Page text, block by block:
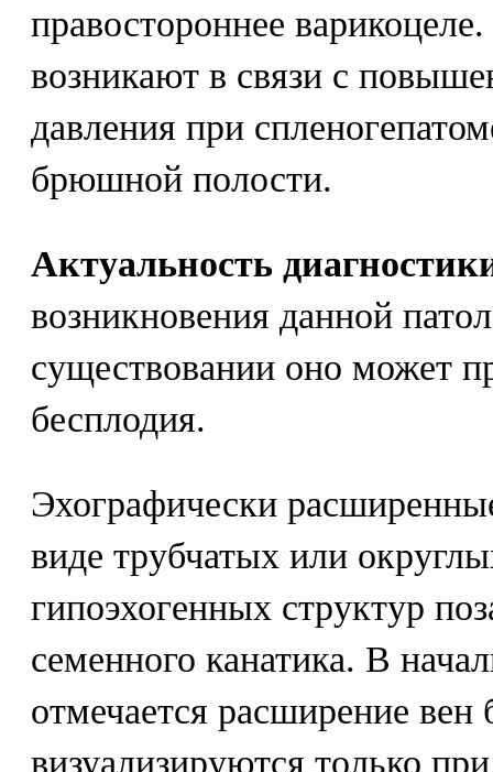
правостороннее
возникают в связи с
давления при
брюшной полости.
Актуальность
возникновения данной
существовании оно может
бесплодия.
Эхографически
виде трубчатых или
гипоэхогенных структур
семенного канатика. В
отмечается расширение
визуализируются только